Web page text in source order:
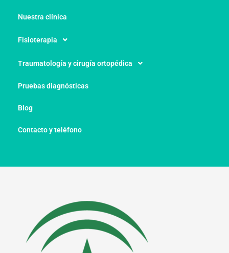
Nuestra clínica
Fisioterapia
Traumatología y cirugía ortopédica
Pruebas diagnósticas
Blog
Contacto y teléfono